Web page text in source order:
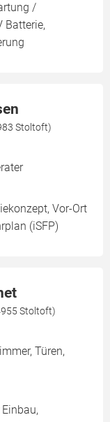
/
Batterie,
Stoltoft)
Vor-Ort
(iSFP)
Stoltoft)
Türen,